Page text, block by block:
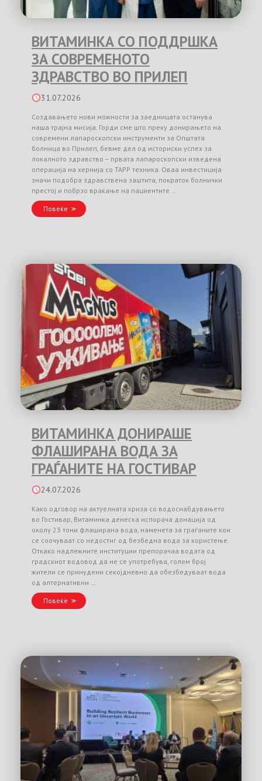
ВИТАМИНКА СО ПОДДРШКА
ЗА СОВРЕМЕНОТО
ЗДРАВСТВО ВО ПРИЛЕП
31.07.2026
Создавањето нови можности за заедницата останува
наша трајна мисија. Горди сме што преку донирањето на
современи лапароскопски инструменти за Општата
болница во Прилеп, бевме дел од историски успех за
локалното здравство – првата лапароскопски изведена
операција на хернија со TAPP техника. Оваа инвестиција
значи подобра здравствена заштита, пократок болнички
престој и побрзо враќање на пациентите …
Повеќе
ВИТАМИНКА ДОНИРАШЕ
ФЛАШИРАНА ВОДА ЗА
ГРАЃАНИТЕ НА ГОСТИВАР
24.07.2026
Како одговор на актуелната криза со водоснабдувањето
во Гостивар, Витаминка денеска испорача донација од
околу 23 тони флаширана вода, наменета за граѓаните кои
се соочуваат со недостиг од безбедна вода за користење.
Откако надлежните институции препорачаа водата од
градскиот водовод да не се употребува, голем број
жители се принудени секојдневно да обезбедуваат вода
од алтернативни …
Повеќе